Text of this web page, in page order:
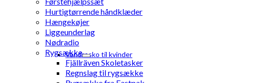
Vandresko til kvinder
Hurtigtørrende håndklæder
Hængekøjer
Liggeunderlag
Nødradio
Rygsække
Fjällräven Skoletasker
Regnslag til rygsække